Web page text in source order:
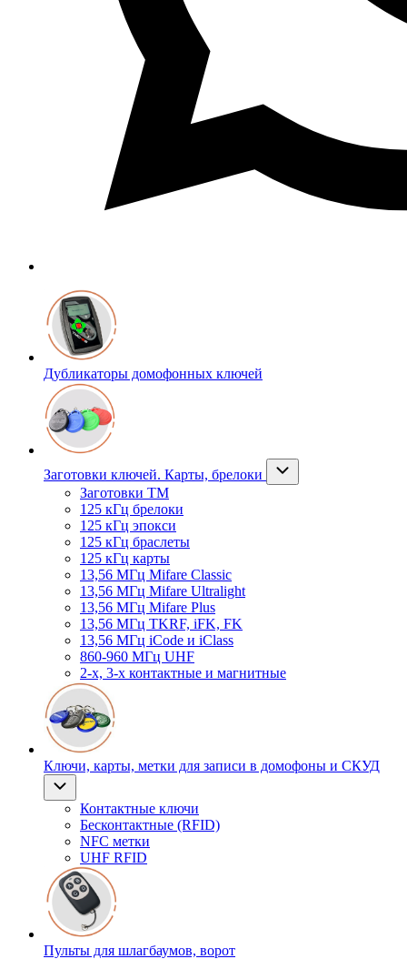
Дубликаторы домофонных ключей
Заготовки ключей. Карты, брелоки
Заготовки ТМ
125 кГц брелоки
125 кГц эпокси
125 кГц браслеты
125 кГц карты
13,56 МГц Mifare Classic
13,56 МГц Mifare Ultralight
13,56 МГц Mifare Plus
13,56 МГц TKRF, iFK, FK
13,56 МГц iCode и iClass
860-960 МГц UHF
2-х, 3-х контактные и магнитные
Ключи, карты, метки для записи в домофоны и СКУД
Контактные ключи
Бесконтактные (RFID)
NFC метки
UHF RFID
Пульты для шлагбаумов, ворот